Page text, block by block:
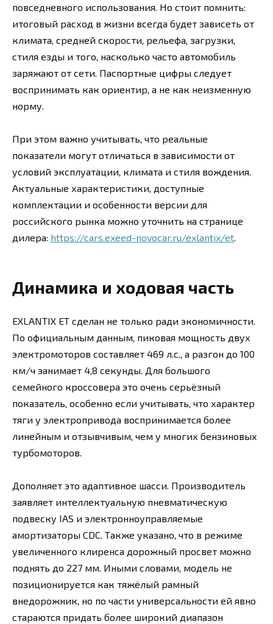
повседневного использования. Но стоит помнить:
итоговый расход в жизни всегда будет зависеть от
климата, средней скорости, рельефа, загрузки,
стиля езды и того, насколько часто автомобиль
заряжают от сети. Паспортные цифры следует
воспринимать как ориентир, а не как неизменную
норму.
При этом важно учитывать, что реальные
показатели могут отличаться в зависимости от
условий эксплуатации, климата и стиля вождения.
Актуальные характеристики, доступные
комплектации и особенности версии для
российского рынка можно уточнить на странице
дилера: https://cars.exeed-novocar.ru/exlantix/et
Динамика и ходовая часть
EXLANTIX ET сделан не только ради экономичности.
По официальным данным, пиковая мощность двух
электромоторов составляет 469 л.с., а разгон до 100
км/ч занимает 4,8 секунды. Для большого
семейного кроссовера это очень серьёзный
показатель, особенно если учитывать, что характер
тяги у электропривода воспринимается более
линейным и отзывчивым, чем у многих бензиновых
турбомоторов.
Дополняет это адаптивное шасси. Производитель
заявляет интеллектуальную пневматическую
подвеску IAS и электронноуправляемые
амортизаторы CDC. Также указано, что в режиме
увеличенного клиренса дорожный просвет можно
поднять до 227 мм. Иными словами, модель не
позиционируется как тяжёлый рамный
внедорожник, но по части универсальности ей явно
стараются придать более широкий диапазон